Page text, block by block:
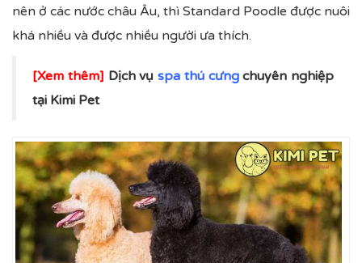
nên ở các nước châu Âu, thì Standard Poodle được nuôi
khá nhiều và được nhiều người ưa thích.
[Xem thêm] Dịch vụ spa thú cưngchuyên nghiệp
tại Kimi Pet